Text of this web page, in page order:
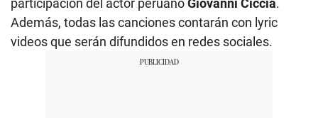
participación del actor peruanoGiovanni Ciccia.
Además, todas las canciones contarán con lyric
videos que serán difundidos en redes sociales.